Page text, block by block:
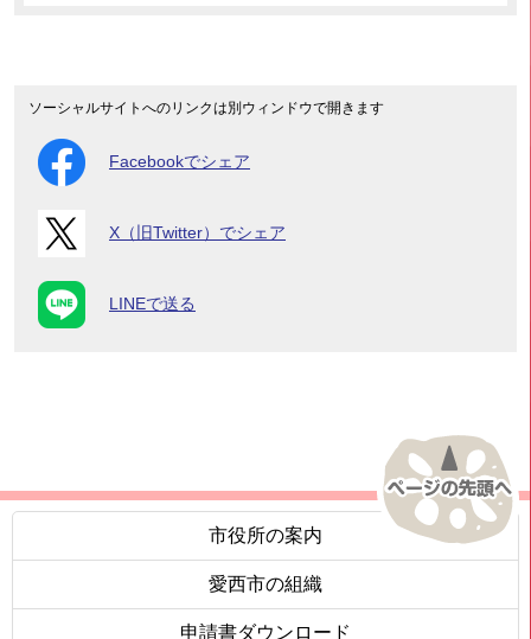
ソーシャルサイトへのリンクは別ウィンドウで開きます
Facebookでシェア
X（旧Twitter）でシェア
LINEで送る
市役所の案内
愛西市の組織
申請書ダウンロード